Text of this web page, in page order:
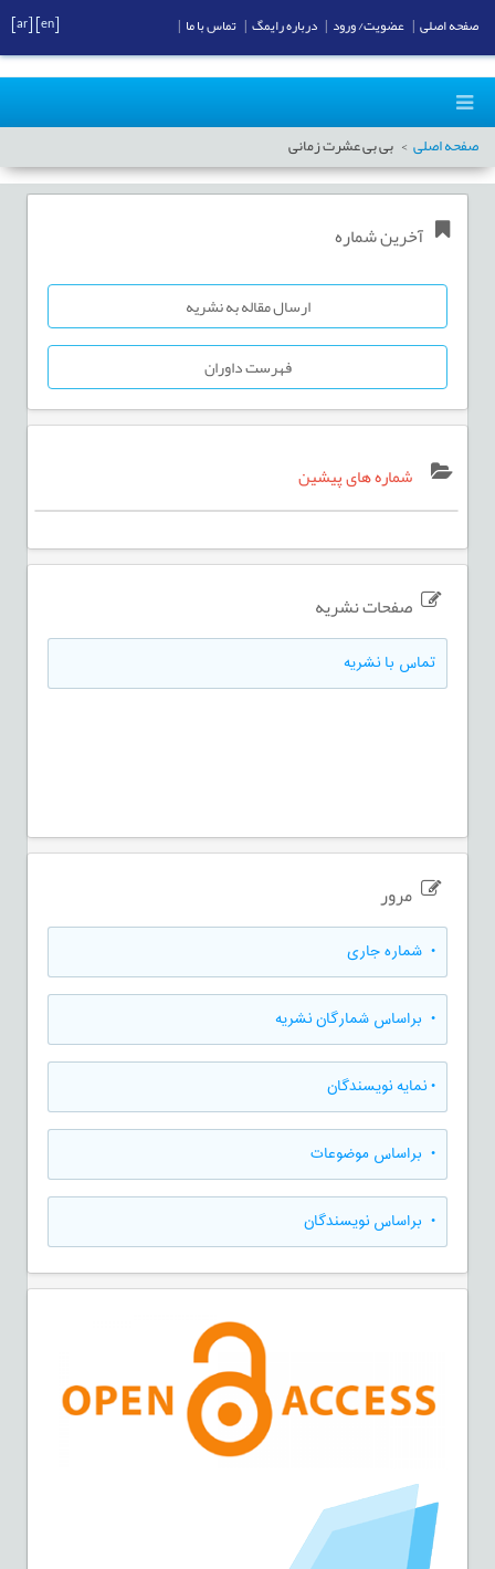
صفحه اصلی بی بی عشرت زمانی
آخرین شماره
ارسال مقاله به نشریه
فهرست داوران
شماره های پیشین
صفحات نشریه
تماس با نشریه
مرور
• شماره جاری
• براساس شمارگان نشریه
•نمایه نویسندگان
• براساس موضوعات
• براساس نویسندگان
صفحه اصلی عضویت/ ورود درباره رایمگ تماس با ما [ar]